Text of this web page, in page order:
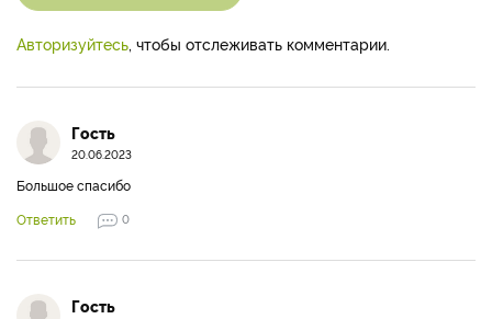
Авторизуйтесь, чтобы отслеживать комментарии.
Гость
20.06.2023
Большое спасибо
Ответить
0
Гость